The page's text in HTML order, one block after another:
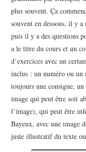
plus souvent. Ça
souvent en dessous, il y
puis il y a des questions
a le titre du cours et un
d’exercices avec un
inclus : un numéro ou un
toujours une consigne,
image qui peut être soit
l’image), qui peut être
Bayeux, avec une image
juste illustratif du texte